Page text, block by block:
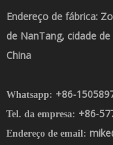
Endereço de fábrica:
de NanTang, cidade
China
Whatsapp: +86-
Tel. da empresa: +86-
Endereço de email: